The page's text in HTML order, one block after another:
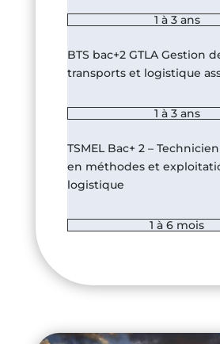
1 à 3 ans
BTS bac+2 GTLA Gestion
transports et logistique
1 à 3 ans
TSMEL Bac+ 2 –
en méthodes et
logistique
1 à 6 mois